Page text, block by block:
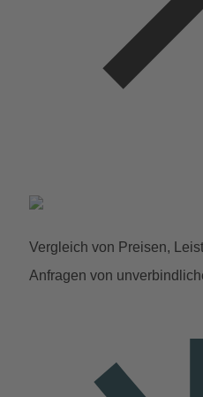
Vergleich von Preisen,
Anfragen von